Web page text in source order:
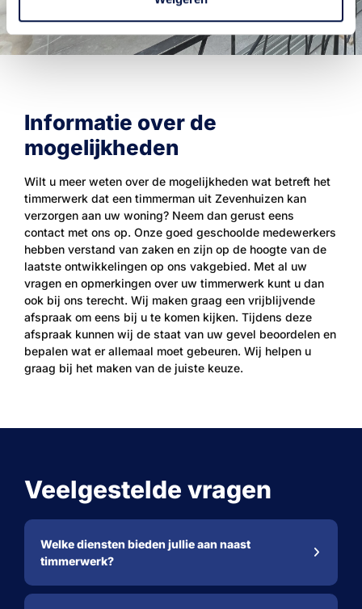
Informatie over de
mogelijkheden
Wilt u meer weten over de mogelijkheden wat betreft het
timmerwerk dat een timmerman uit Zevenhuizen kan
verzorgen aan uw woning? Neem dan gerust eens
contact met ons op. Onze goed geschoolde medewerkers
hebben verstand van zaken en zijn op de hoogte van de
laatste ontwikkelingen op ons vakgebied. Met al uw
vragen en opmerkingen over uw timmerwerk kunt u dan
ook bij ons terecht. Wij maken graag een vrijblijvende
afspraak om eens bij u te komen kijken. Tijdens deze
afspraak kunnen wij de staat van uw gevel beoordelen en
bepalen wat er allemaal moet gebeuren. Wij helpen u
graag bij het maken van de juiste keuze.
Veelgestelde vragen
Welke diensten bieden jullie aan naast
timmerwerk?